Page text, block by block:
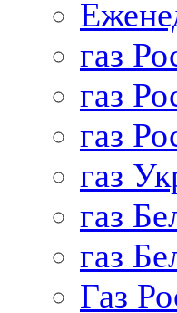
газ
газ
газ
газ
газ
газ
Газ